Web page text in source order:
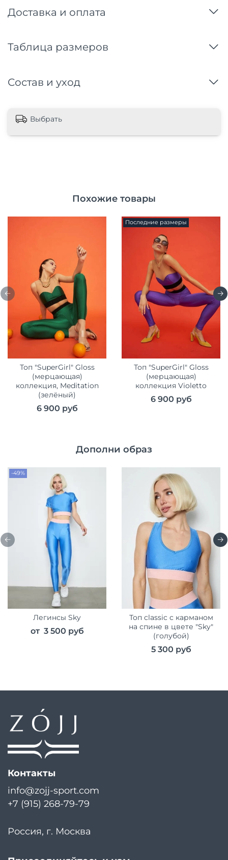
Доставка и оплата
Таблица размеров
Состав и уход
Выбрать
Похожие товары
Топ "SuperGirl" Gloss
(мерцающая)
коллекция, Meditation
(зелёный)
6 900 руб
Последние размеры
Топ "SuperGirl" Gloss
(мерцающая)
коллекция Violetto
6 900 руб
Дополни образ
-49%
Легинсы Sky
от 3 500 руб
Топ classic c карманом
на спине в цвете "Sky"
(голубой)
5 300 руб
Контакты
info@zojj-sport.com
+7 (915) 268-79-79
Россия, г. Москва